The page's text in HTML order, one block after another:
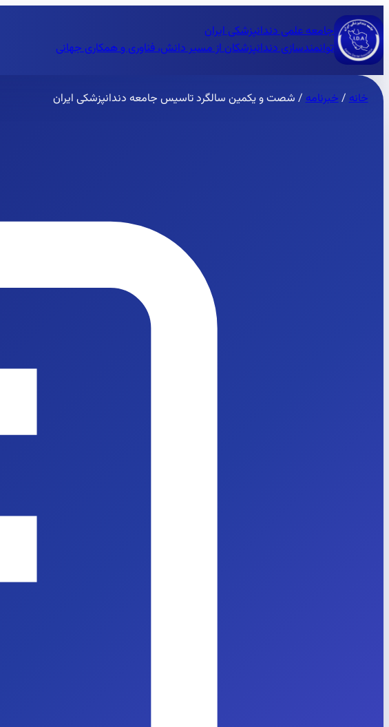
جامعه علمی دندانپزشکی ایران
توانمندسازی دندانپزشکان از مسیر دانش، فناوری و همکاری جهانی
خانه/خبرنامه/ شصت و یکمین سالگرد تاسیس جامعه دندانپزشکی ایران